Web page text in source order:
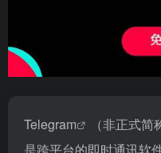
Telegram （非正式简